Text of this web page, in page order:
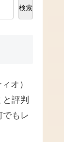
検索
オ）
評判
でもレ